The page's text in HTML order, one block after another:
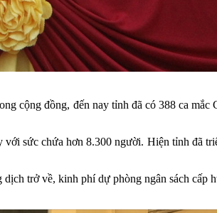
cộng đồng, đến nay tỉnh đã có 388 ca mắc
sức chứa hơn 8.300 người. Hiện tỉnh đã
trở về, kinh phí dự phòng ngân sách cấp